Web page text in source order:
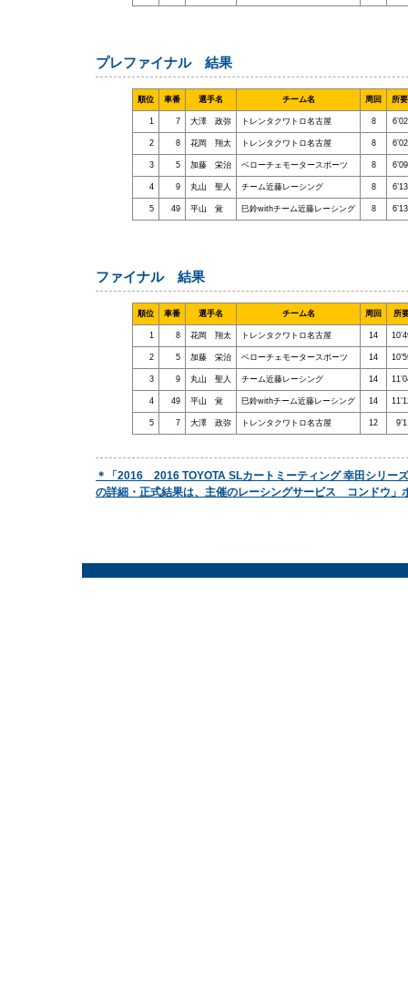
プレファイナル 結果
順位 車番 選手名 チーム名 周回 所
1 7 大澤 政弥 トレンタクワトロ名古屋 8
2 8 花岡 翔太 トレンタクワトロ名古屋 8
3 5 加藤 栄治 ベローチェモータースポーツ 8
4 9 丸山 聖人 チーム近藤レーシング 8
5 49 平山 覚 巳鈴withチーム近藤レーシング 8
ファイナル 結果
順位 車番 選手名 チーム名 周回 所
1 8 花岡 翔太 トレンタクワトロ名古屋 14
2 5 加藤 栄治 ベローチェモータースポーツ 14
3 9 丸山 聖人 チーム近藤レーシング 14
4 49 平山 覚 巳鈴withチーム近藤レーシング 14
5 7 大澤 政弥 トレンタクワトロ名古屋 12
＊「2016 2016 TOYOTA SLカートミーティング 幸田シリー
の詳細・正式結果は、主催のレーシングサービス コンドウ」